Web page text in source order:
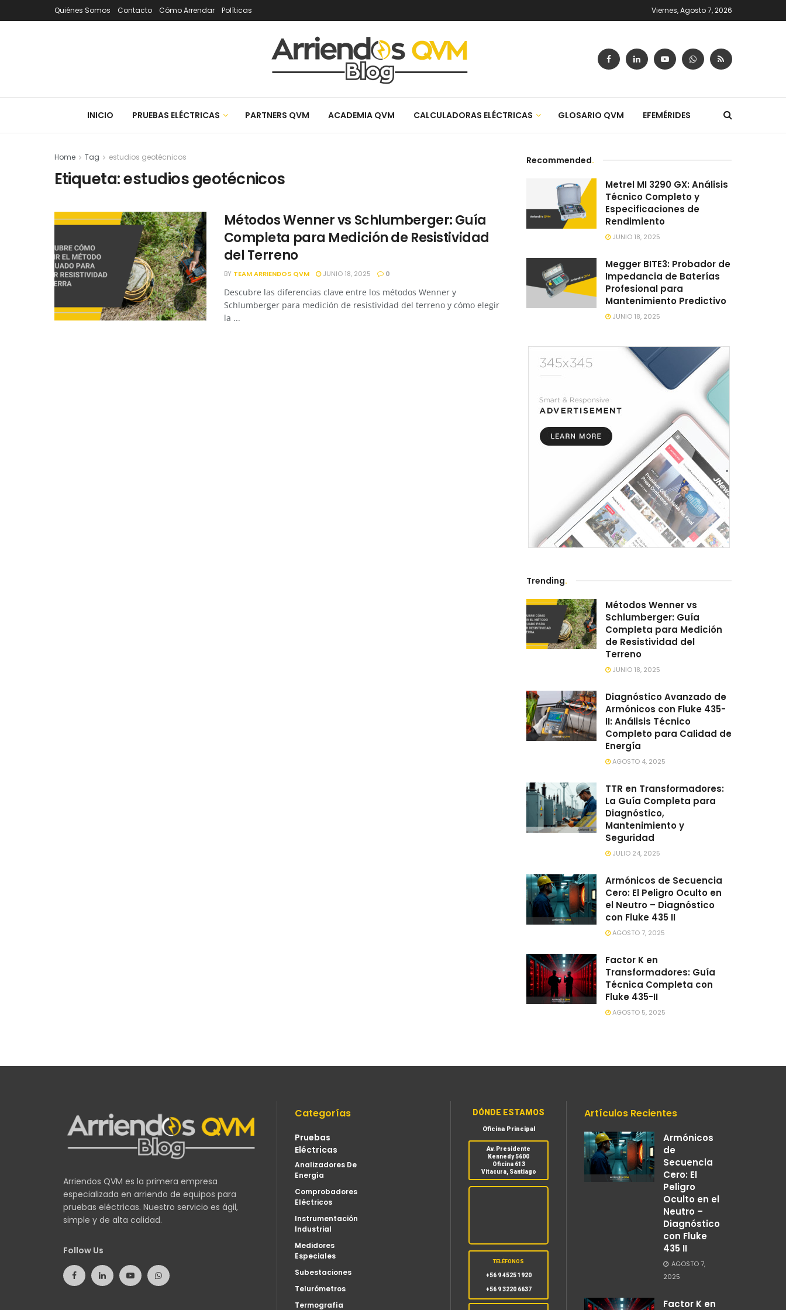
Quiénes Somos Contacto Cómo Arrendar Políticas Viernes, Agosto 7, 2026
INICIO PRUEBAS ELÉCTRICAS PARTNERS QVM ACADEMIA QVM CALCULADORAS ELÉCTRICAS GLOSARIO QVM EFEMÉRIDES
Home Tag estudios geotécnicos
Etiqueta:estudios geotécnicos
Métodos Wenner vs Schlumberger: Guía
Completa para Medición de Resistividad
del Terreno
BY TEAM ARRIENDOS QVM JUNIO 18, 2025 0
Descubre las diferencias clave entre los métodos Wenner y
Schlumberger para medición de resistividad del terreno y cómo elegir
la ...
Recommended.
Metrel MI 3290 GX: Análisis
Técnico Completo y
Especificaciones de
Rendimiento
JUNIO 18, 2025
Megger BITE3: Probador de
Impedancia de Baterías
Profesional para
Mantenimiento Predictivo
JUNIO 18, 2025
Trending.
Métodos Wenner vs
Schlumberger: Guía
Completa para Medición
de Resistividad del
Terreno
JUNIO 18, 2025
Diagnóstico Avanzado de
Armónicos con Fluke 435-
II: Análisis Técnico
Completo para Calidad de
Energía
AGOSTO 4, 2025
TTR en Transformadores:
La Guía Completa para
Diagnóstico,
Mantenimiento y
Seguridad
JULIO 24, 2025
Armónicos de Secuencia
Cero: El Peligro Oculto en
el Neutro – Diagnóstico
con Fluke 435 II
AGOSTO 7, 2025
Factor K en
Transformadores: Guía
Técnica Completa con
Fluke 435-II
AGOSTO 5, 2025
Arriendos QVM es la primera empresa
especializada en arriendo de equipos para
pruebas eléctricas. Nuestro servicio es ágil,
simple y de alta calidad.
Follow Us
Categorías
Pruebas
Eléctricas
Analizadores De
Energía
Comprobadores
Eléctricos
Instrumentación
Industrial
Medidores
Especiales
Subestaciones
Telurómetros
Termografía
DÓNDE ESTAMOS
Oficina Principal
Av. Presidente
Kennedy 5600
Oficina 613
Vitacura, Santiago
TELÉFONOS
+56 9 4525 1920
+56 9 3220 6637
Artículos Recientes
Armónicos
de
Secuencia
Cero: El
Peligro
Oculto en el
Neutro –
Diagnóstico
con Fluke
435 II
AGOSTO 7,
2025
Factor K en